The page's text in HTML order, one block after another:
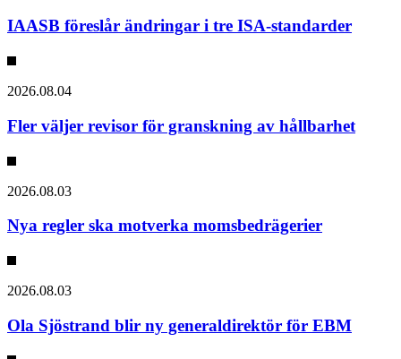
IAASB föreslår ändringar i tre ISA-standarder
2026.08.04
Fler väljer revisor för granskning av hållbarhet
2026.08.03
Nya regler ska motverka momsbedrägerier
2026.08.03
Ola Sjöstrand blir ny generaldirektör för EBM